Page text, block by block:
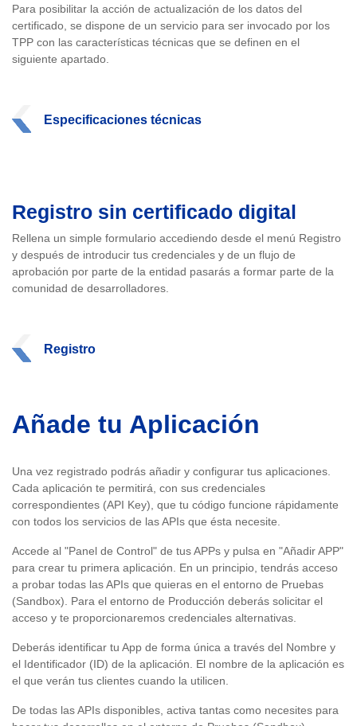
Para posibilitar la acción de actualización de los datos del
certificado, se dispone de un servicio para ser invocado por los
TPP con las características técnicas que se definen en el
siguiente apartado.
Especificaciones técnicas
Registro sin certificado digital
Rellena un simple formulario accediendo desde el menú Registro
y después de introducir tus credenciales y de un flujo de
aprobación por parte de la entidad pasarás a formar parte de la
comunidad de desarrolladores.
Registro
Añade tu Aplicación
Una vez registrado podrás añadir y configurar tus aplicaciones.
Cada aplicación te permitirá, con sus credenciales
correspondientes (API Key), que tu código funcione rápidamente
con todos los servicios de las APIs que ésta necesite.
Accede al "Panel de Control" de tus APPs y pulsa en "Añadir APP"
para crear tu primera aplicación. En un principio, tendrás acceso
a probar todas las APIs que quieras en el entorno de Pruebas
(Sandbox). Para el entorno de Producción deberás solicitar el
acceso y te proporcionaremos credenciales alternativas.
Deberás identificar tu App de forma única a través del Nombre y
el Identificador (ID) de la aplicación. El nombre de la aplicación es
el que verán tus clientes cuando la utilicen.
De todas las APIs disponibles, activa tantas como necesites para